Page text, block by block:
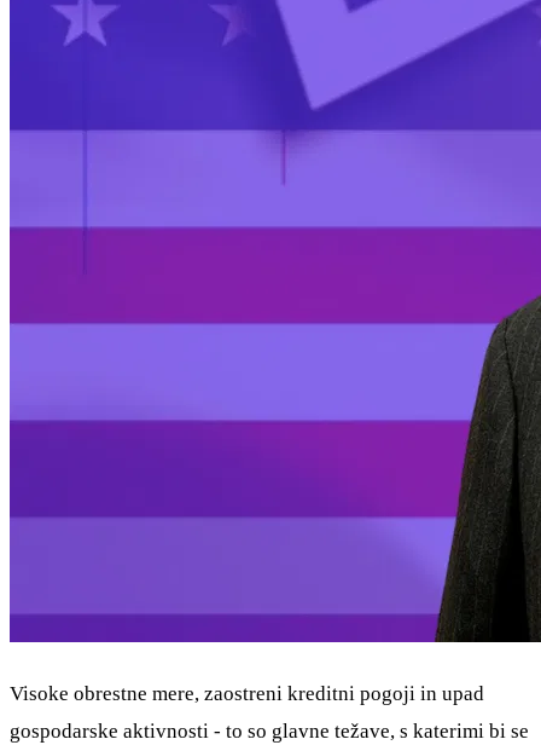
Visoke obrestne mere, zaostreni kreditni pogoji in upad
gospodarske aktivnosti - to so glavne težave, s katerimi bi se